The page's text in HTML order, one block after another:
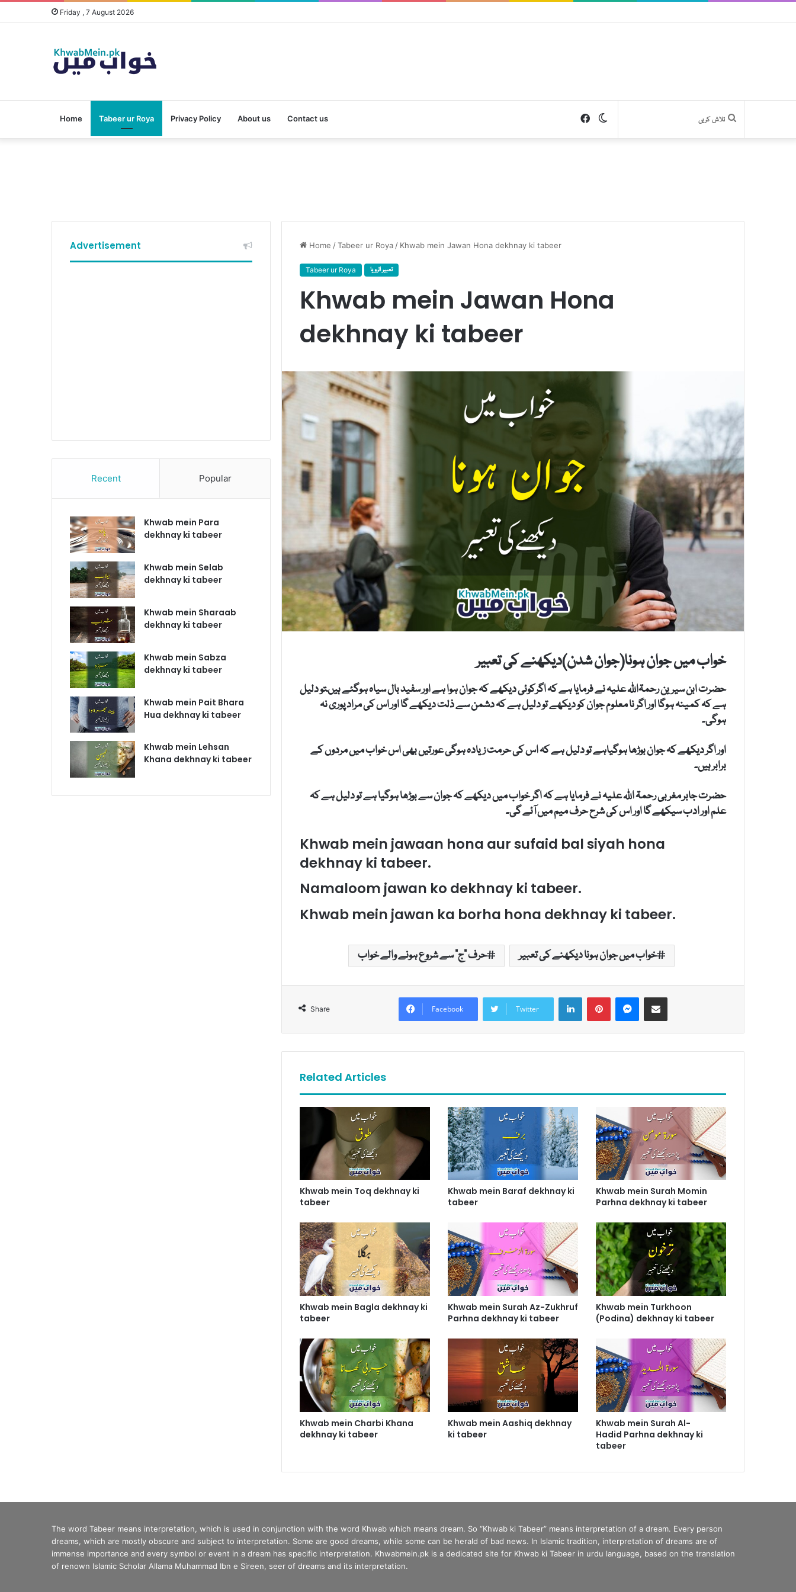
Friday , 7 August 2026
Home Tabeer ur Roya Privacy Policy About us Contact us تلاش Facebook
Home /Tabeer ur Roya / Khwab mein Jawan Hona dekhnay ki tabeer
Tabeer ur Roya تعبیر الرویا
Khwab mein Jawan Hona
dekhnay ki tabeer
خواب میں جوان ہونا(جوان شدن)دیکھنے کی تعبیر
حضرت ابن سیرین رحمۃاللہ علیہ نے فرمایا ہے کہ اگرکوئی دیکھے کہ جوان ہوا ہے اور سفید بال سیاہ ہوگئے ہیںتو دلیل
ہے کہ کمینہ ہوگا اور اگر نا معلوم جوان کو دیکھے تو دلیل ہے کہ دشمن سے ذلت دیکھے گا اور اس کی مراد پوری نہ
ہوگی۔
اور اگر دیکھے کہ جوان بوڑھا ہوگیاہے تو دلیل ہے کہ اس کی حرمت زیادہ ہوگی عورتیں بھی اس خواب میں مردوں کے
برابر ہیں۔
حضرت جابر مغربی رحمۃ اللہ علیہ نے فرمایا ہے کہ اگر خواب میں دیکھے کہ جوان سے بوڑھا ہوگیا ہے تو دلیل ہے کہ
علم اور ادب سیکھے گا اور اس کی شرح حرف میم میں آئے گی۔
Khwab mein jawaan hona aur sufaid bal siyah hona
dekhnay ki tabeer.
Namaloom jawan ko dekhnay ki tabeer.
Khwab mein jawan ka borha hona dekhnay ki tabeer.
حرف "ج" سے شروع ہونے والے خواب خواب میں جوان ہونا دیکھنے کی تعبیر
Share Facebook Twitter
LinkedInPinterestMessenger
Share via Email
Related Articles
Khwab mein Toq dekhnay ki
tabeer
Khwab mein Baraf dekhnay ki
tabeer
Khwab mein Surah Momin
Parhna dekhnay ki tabeer
Khwab mein Bagla dekhnay ki
tabeer
Khwab mein Surah Az-Zukhruf
Parhna dekhnay ki tabeer
Khwab mein Turkhoon
(Podina) dekhnay ki tabeer
Khwab mein Charbi Khana
dekhnay ki tabeer
Khwab mein Aashiq dekhnay
ki tabeer
Khwab mein Surah Al-
Hadid Parhna dekhnay ki
tabeer
Advertisement
Recent Popular
Khwab mein Para
dekhnay ki tabeer
Khwab mein Selab
dekhnay ki tabeer
Khwab mein Sharaab
dekhnay ki tabeer
Khwab mein Sabza
dekhnay ki tabeer
Khwab mein Pait Bhara
Hua dekhnay ki tabeer
Khwab mein Lehsan
Khana dekhnay ki tabeer
The word Tabeer means interpretation, which is used in conjunction with the word Khwab which means dream. So “Khwab ki Tabeer” means interpretation of a dream. Every person
dreams, which are mostly obscure and subject to interpretation. Some are good dreams, while some can be herald of bad news. In Islamic tradition, interpretation of dreams are of
immense importance and every symbol or event in a dream has specific interpretation. Khwabmein.pk is a dedicated site for Khwab ki Tabeer in urdu language, based on the translation
of renown Islamic Scholar Allama Muhammad Ibn e Sireen, seer of dreams and its interpretation.